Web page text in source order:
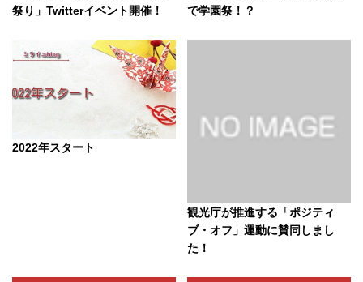
祭り」Twitterイベント開催！
で学園祭！？
2022年スタート
観光庁が推進する「ポジティ
ブ・オフ」運動に賛同しまし
た！